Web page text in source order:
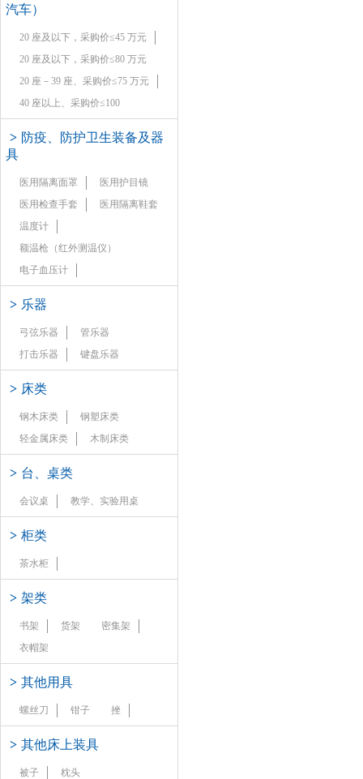
汽车）
20 座及以下，采购价≤45 万元
20 座及以下，采购价≤80 万元
20 座－39 座、采购价≤75 万元
40 座以上、采购价≤100
> 防疫、防护卫生装备及器
具
医用隔离面罩
医用护目镜
医用检查手套
医用隔离鞋套
温度计
额温枪（红外测温仪）
电子血压计
> 乐器
弓弦乐器
管乐器
打击乐器
键盘乐器
> 床类
钢木床类
钢塑床类
轻金属床类
木制床类
> 台、桌类
会议桌 教学、实验用桌
> 柜类
茶水柜
> 架类
书架 货架
密集架
衣帽架
> 其他用具
螺丝刀 钳子 挫
> 其他床上装具
被子 枕头